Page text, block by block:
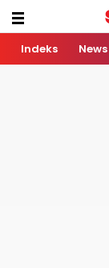
Indeks News